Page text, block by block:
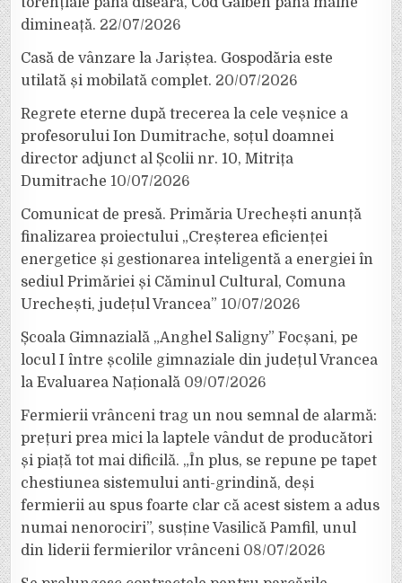
dimineață. 22/07/2026
Casă de vânzare la Jariștea. Gospodăria este
utilată și mobilată complet. 20/07/2026
Regrete eterne după trecerea la cele veșnice a
profesorului Ion Dumitrache, soțul doamnei
director adjunct al Școlii nr. 10, Mitrița
Dumitrache 10/07/2026
Comunicat de presă. Primăria Urechești anunță
finalizarea proiectului „Creșterea eficienței
energetice și gestionarea inteligentă a energiei în
sediul Primăriei și Căminul Cultural, Comuna
Urechești, județul Vrancea” 10/07/2026
Școala Gimnazială „Anghel Saligny” Focșani, pe
locul I între școlile gimnaziale din județul Vrancea
la Evaluarea Națională 09/07/2026
Fermierii vrânceni trag un nou semnal de alarmă:
prețuri prea mici la laptele vândut de producători
și piață tot mai dificilă. „În plus, se repune pe tapet
chestiunea sistemului anti-grindină, deși
fermierii au spus foarte clar că acest sistem a adus
numai nenorociri”, susține Vasilică Pamfil, unul
din liderii fermierilor vrânceni 08/07/2026